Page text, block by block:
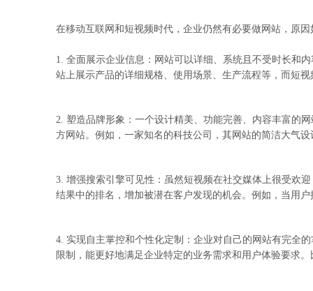
在移动互联网和短视频时代，企业仍然有必要做网站，原因
1. 全面展示企业信息：网站可以详细、系统且不受时长和
站上展示产品的详细规格、使用场景、生产流程等，而短
2. 塑造品牌形象：一个设计精美、功能完善、内容丰富的
方网站。例如，一家知名的科技公司，其网站的简洁大气
3. 增强搜索引擎可见性：虽然短视频在社交媒体上很受欢
结果中的排名，增加被潜在客户发现的机会。例如，当用
4. 实现自主掌控和个性化定制：企业对自己的网站有完全
限制，能更好地满足企业特定的业务需求和用户体验要求